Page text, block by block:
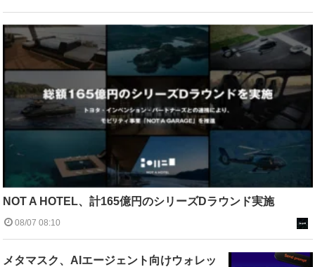
NOT A HOTEL、計165億円のシリーズDラウンド実施
08/07 08:10
メタマスク、AIエージェント向けウォレッ